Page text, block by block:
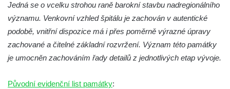
Jedná se o vcelku strohou raně barokní stavbu nadregionálního
významu. Venkovní vzhled špitálu je zachován v autentické
podobě, vnitřní dispozice má i přes poměrně výrazné úpravy
zachované a čitelné základní rozvržení. Význam této památky
je umocněn zachováním řady detailů z jednotlivých etap vývoje.
Původní evidenční list památky: